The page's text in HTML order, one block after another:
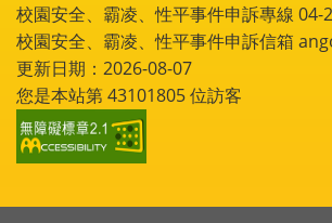
校園安全、霸凌、性平事件申訴專線 04-
校園安全、霸凌、性平事件申訴信箱
更新日期：2026-08-07
您是本站第43101805位訪客